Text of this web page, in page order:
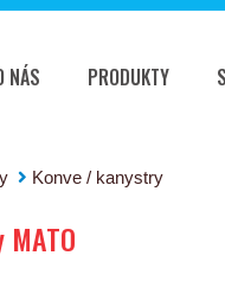
NÁS PRODUKTY
Konve / kanystry